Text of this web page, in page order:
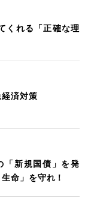
くれる「正確な理
経済対策
「新規国債」を発
命」を守れ！